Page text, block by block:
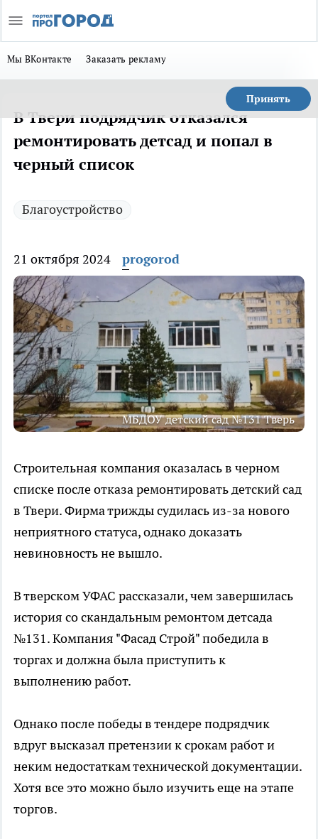
Мы ВКонтакте Заказать рекламу
Принять
В Твери подрядчик отказался
ремонтировать детсад и попал в
черный список
Благоустройство
21 октября 2024 progorod
МБДОУ детский сад №131 Тверь
Строительная компания оказалась в черном
списке после отказа ремонтировать детский сад
в Твери. Фирма трижды судилась из-за нового
неприятного статуса, однако доказать
невиновность не вышло.
В тверском УФАС рассказали, чем завершилась
история со скандальным ремонтом детсада
№131. Компания "Фасад Строй" победила в
торгах и должна была приступить к
выполнению работ.
Однако после победы в тендере подрядчик
вдруг высказал претензии к срокам работ и
неким недостаткам технической документации.
Хотя все это можно было изучить еще на этапе
торгов.